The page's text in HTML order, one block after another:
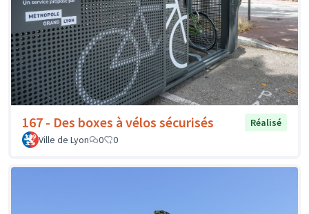
167 - Des boxes à vélos sécurisés
Réalisé
Ville de Lyon
0 0